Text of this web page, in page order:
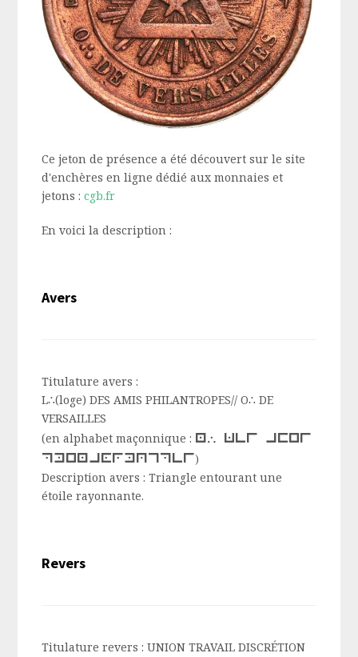
Ce jeton de présence a été découvert sur le site
d'enchères en ligne dédié aux monnaies et
jetons :cgb.fr
En voici la description :
Avers
Titulature avers :
L∴(loge) DES AMIS PHILANTROPES// O∴ DE
VERSAILLES
(en alphabet maçonnique : l∴ des amis
philanthropes)
Description avers :Triangle entourant une
étoile rayonnante.
Revers
Titulature revers :UNION TRAVAIL DISCRÉTION